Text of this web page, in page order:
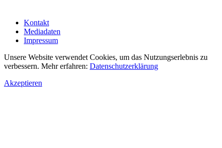
Kontakt
Mediadaten
Impressum
Unsere Website verwendet Cookies, um das Nutzungserlebnis zu
verbessern. Mehr erfahren: Datenschutzerklärung
Akzeptieren